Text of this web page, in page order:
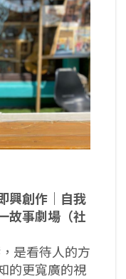
興創作｜自我
故事劇場（社
是看待人的方
的更寬廣的視